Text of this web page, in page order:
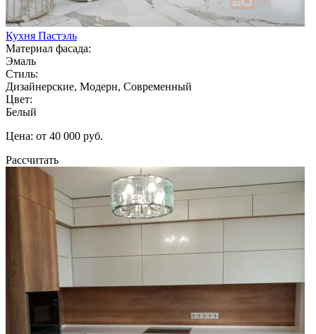
Кухня Пастэль
Материал фасада:
Эмаль
Стиль:
Дизайнерские, Модерн, Современный
Цвет:
Белый
Цена: от 40 000 руб.
Рассчитать